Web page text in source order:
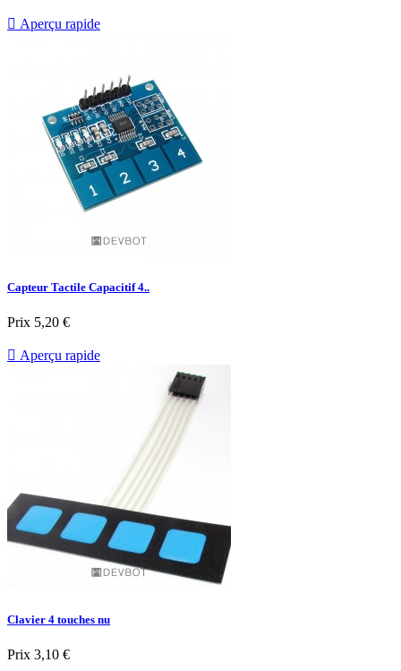
 Aperçu rapide
Capteur Tactile Capacitif 4..
Prix 5,20 €
 Aperçu rapide
Clavier 4 touches nu
Prix 3,10 €